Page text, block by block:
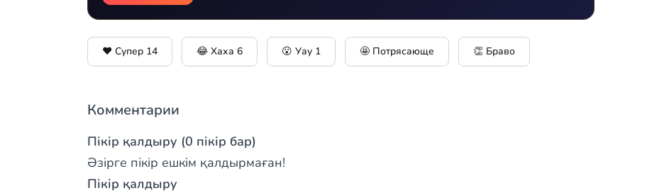
❤️ Супер 14 😂 Хаха 6 😮 Уау 1 🤩 Потрясающе 👏 Браво
Комментарии
Пікір қалдыру (0 пікір бар)
Әзірге пікір ешкім қалдырмаған!
Пікір қалдыру